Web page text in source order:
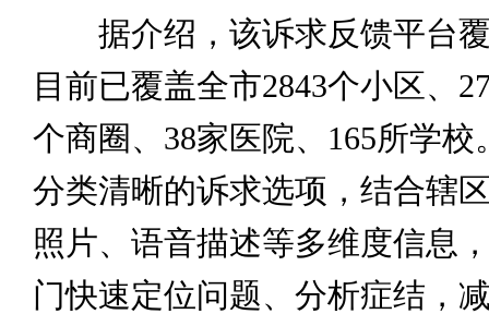
据介绍，该诉求反馈平台覆
目前已覆盖全市2843个小区、
个商圈、38家医院、165所学校
分类清晰的诉求选项，结合辖
照片、语音描述等多维度信息
门快速定位问题、分析症结，